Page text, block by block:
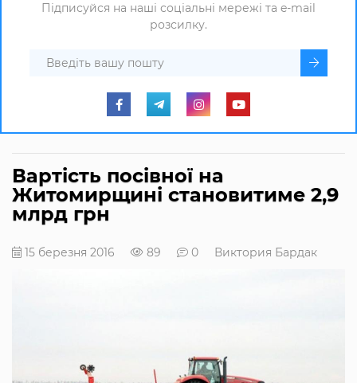
Підписуйся на наші соціальні мережі та e-mail
розсилку.
Вартість посівної на
Житомирщині становитиме 2,9
млрд грн
15 березня 2016 89 0 Виктория Бардак